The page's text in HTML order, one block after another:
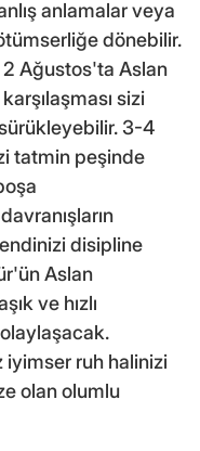
anlamalar veya
dönebilir.
2 Ağustos'ta Aslan
sizi
3-4
tatmin peşinde
disipline
Aslan
ve hızlı
ruh halinizi
olan olumlu